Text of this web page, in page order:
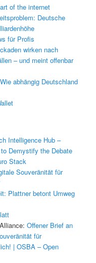
of the internet
Deutsche
für Profis
wirken nach
– und meint offenbar
abhängig Deutschland
Intelligence Hub –
Demystify the Debate
Stack
Souveränität für
Plattner betont Umweg
Offener Brief an
für
| OSBA – Open